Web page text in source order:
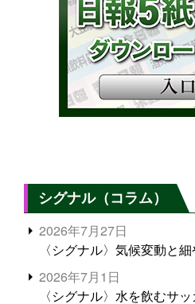
シグナル（コラム）
2026年7月27日
〈シグナル〉気候変動と
2026年7月1日
〈シグナル〉水を飲むサ